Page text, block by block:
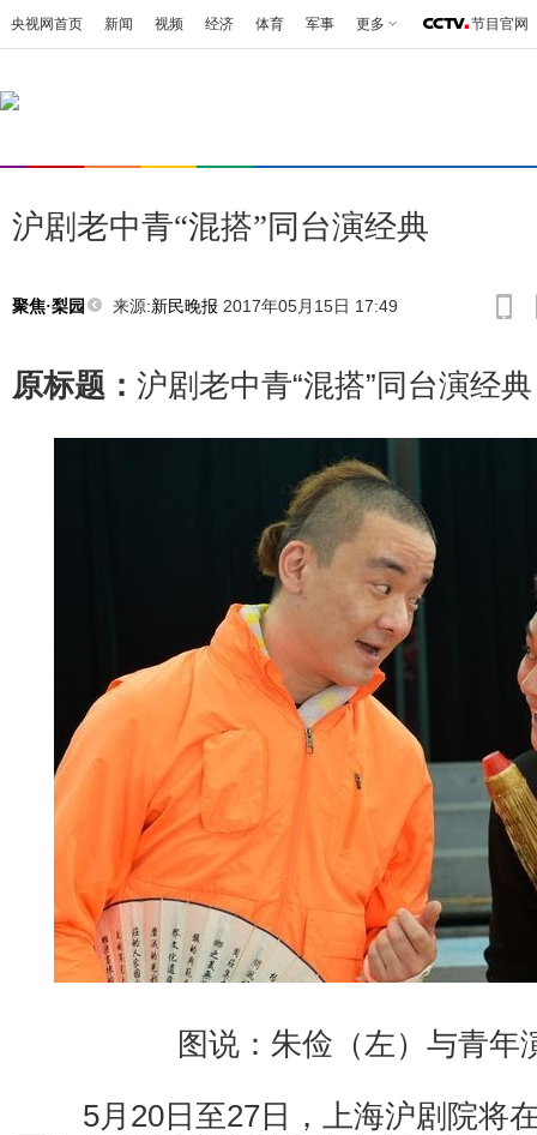
央视网首页 新闻 视频 经济 体育 军事 更多 节目官网
沪剧老中青“混搭”同台演经典
聚焦·梨园 来源:新民晚报 2017年05月15日 17:49
原标题： 沪剧老中青“混搭”同台演经典
图说：朱俭（左）与青年
5月20日至27日，上海沪剧院将在